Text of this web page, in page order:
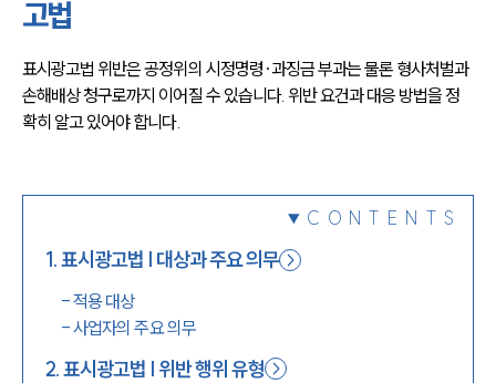
채용정보
고법
표시광고법 위반은 공정위의 시정명령·과징금 부과는 물론 형사처벌과
손해배상 청구로까지 이어질 수 있습니다. 위반 요건과 대응 방법을 정
확히 알고 있어야 합니다.
CONTENTS
1.표시광고법 | 대상과 주요 의무
-적용 대상
-사업자의 주요 의무
2.표시광고법 | 위반 행위 유형